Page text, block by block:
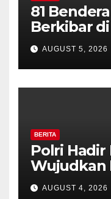
81
Berkibar
Timpik
HUT ke-81
AUGUST 5, 2026
BERITA
Polri Hadir
Wujudkan
Sehat di
AUGUST 4, 2026